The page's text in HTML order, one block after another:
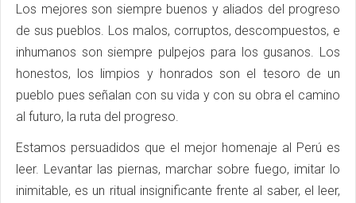
Los mejores son siempre buenos y aliados del progreso
de sus pueblos. Los malos, corruptos, descompuestos, e
inhumanos son siempre pulpejos para los gusanos. Los
honestos, los limpios y honrados son el tesoro de un
pueblo pues señalan con su vida y con su obra el camino
al futuro, la ruta del progreso.
Estamos persuadidos que el mejor homenaje al Perú es
leer. Levantar las piernas, marchar sobre fuego, imitar lo
inimitable, es un ritual insignificante frente al saber, el leer,